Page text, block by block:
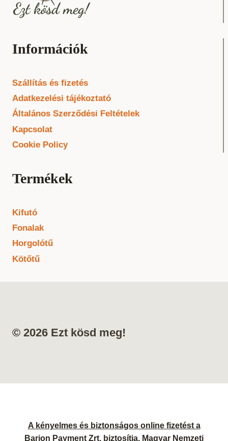
Információk
Szállítás és fizetés
Adatkezelési tájékoztató
Általános Szerződési Feltételek
Kapcsolat
Cookie Policy
Termékek
Kifutó
Fonalak
Horgolótű
Kötőtű
© 2026 Ezt kösd meg!
A kényelmes és biztonságos online fizetést a
Barion Payment Zrt. biztosítja. Magyar Nemzeti